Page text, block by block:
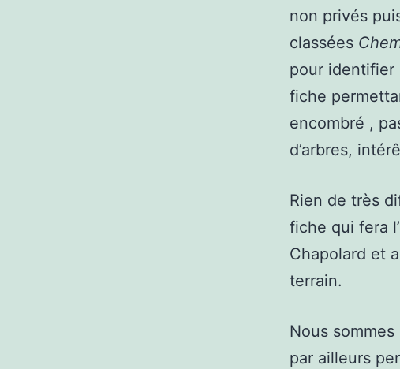
non privés
classées
pour identifier
fiche
encombré ,
d’arbres,
Rien de très
fiche qui fera
Chapolard et
terrain.
Nous
par ailleurs